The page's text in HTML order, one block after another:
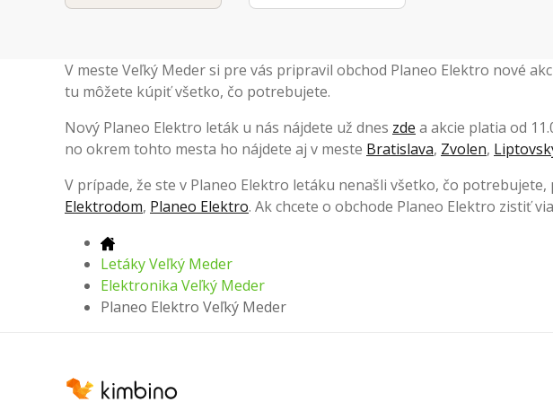
V meste Veľký Meder si pre vás pripravil obchod Planeo Elektro nové
tu môžete kúpiť všetko, čo potrebujete.
Nový Planeo Elektro leták u nás nájdete už dnes zde a akcie platia od
no okrem tohto mesta ho nájdete aj v meste Bratislava, Zvolen,
V prípade, že ste v Planeo Elektro letáku nenašli všetko, čo
Elektrodom, Planeo Elektro. Ak chcete o obchode Planeo Elektro zistiť
Letáky Veľký Meder
Elektronika Veľký Meder
Planeo Elektro Veľký Meder